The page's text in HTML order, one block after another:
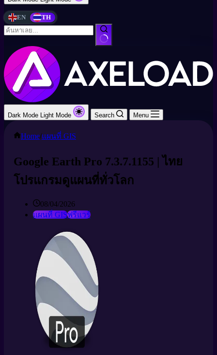
EN TH
Dark Mode Light Mode Search Menu
Home/แผนที่ GIS
Google Earth Pro 7.3.7.1155 | ไทย
โปรแกรมดูแผนที่ทั่วโลก
08/04/2026
แผนที่ GISฟรีแวร์